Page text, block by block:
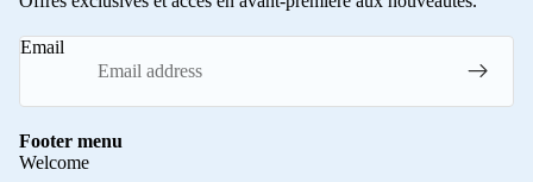
Email
Footer menu
Welcome